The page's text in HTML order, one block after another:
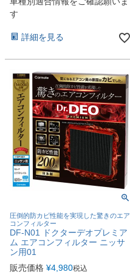
す
詳細を見る
圧倒的防カビ性能を実現した驚きのエア
コンフィルター
DF-N01 ドクターデオプレミア
ム エアコンフィルター ニッサ
ン用01
販売価格 ¥4,980税込